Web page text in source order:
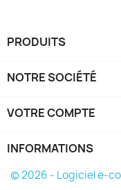
PRODUITS
NOTRE SOCIÉTÉ
VOTRE COMPTE
INFORMATIONS
© 2026 - Logiciel e-